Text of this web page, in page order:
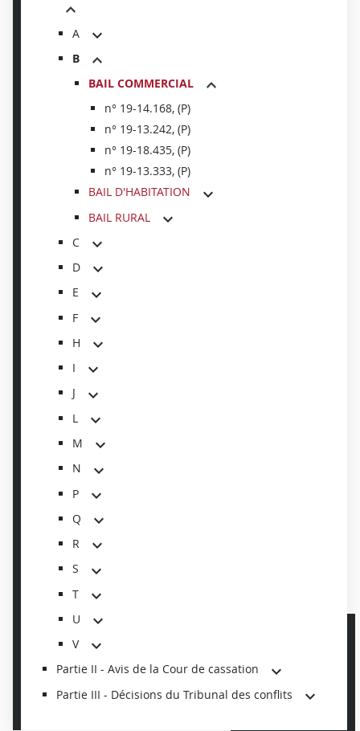
A
B
BAIL COMMERCIAL
n° 19-14.168, (P)
n° 19-13.242, (P)
n° 19-18.435, (P)
n° 19-13.333, (P)
BAIL D'HABITATION
BAIL RURAL
C
D
E
F
H
I
J
L
M
N
P
Q
R
S
T
U
V
Partie II - Avis de la Cour de cassation
Partie III - Décisions du Tribunal des conflits